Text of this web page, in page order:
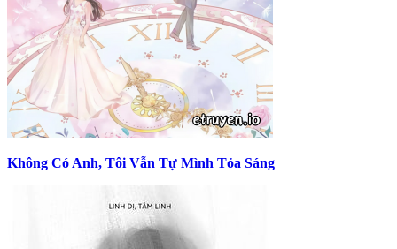
Không Có Anh, Tôi Vẫn Tự Mình Tỏa Sáng